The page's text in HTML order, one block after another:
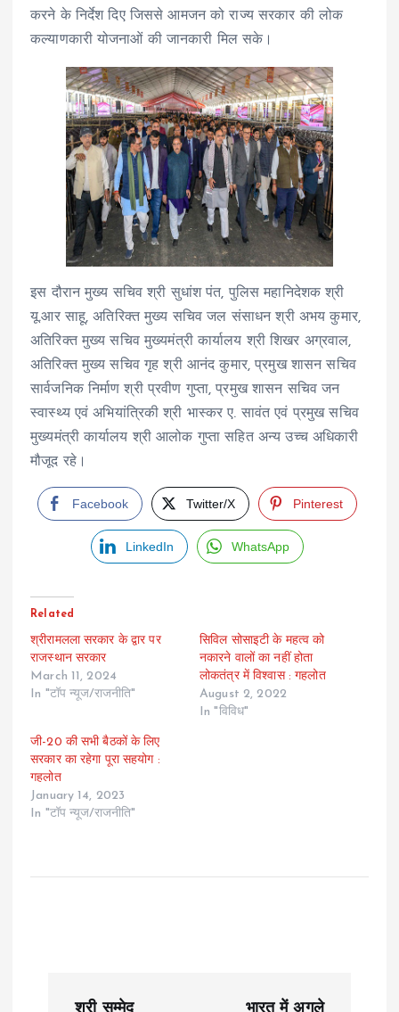
करने के निर्देश दिए जिससे आमजन को राज्य सरकार की लोक
कल्याणकारी योजनाओं की जानकारी मिल सके।
इस दौरान मुख्य सचिव श्री सुधांश पंत, पुलिस महानिदेशक श्री
यू.आर साहू, अतिरिक्त मुख्य सचिव जल संसाधन श्री अभय कुमार,
अतिरिक्त मुख्य सचिव मुख्यमंत्री कार्यालय श्री शिखर अग्रवाल,
अतिरिक्त मुख्य सचिव गृह श्री आनंद कुमार, प्रमुख शासन सचिव
सार्वजनिक निर्माण श्री प्रवीण गुप्ता, प्रमुख शासन सचिव जन
स्वास्थ्य एवं अभियांत्रिकी श्री भास्कर ए. सावंत एवं प्रमुख सचिव
मुख्यमंत्री कार्यालय श्री आलोक गुप्ता सहित अन्य उच्च अधिकारी
मौजूद रहे।
Facebook Twitter/X Pinterest
LinkedIn WhatsApp
Related
श्रीरामलला सरकार के द्वार पर
राजस्थान सरकार
March 11, 2024
In "टॉप न्यूज/राजनीति"
सिविल सोसाइटी के महत्व को
नकारने वालों का नहीं होता
लोकतंत्र में विश्वास : गहलोत
August 2, 2022
In "विविध"
जी-20 की सभी बैठकों के लिए
सरकार का रहेगा पूरा सहयोग :
गहलोत
January 14, 2023
In "टॉप न्यूज/राजनीति"